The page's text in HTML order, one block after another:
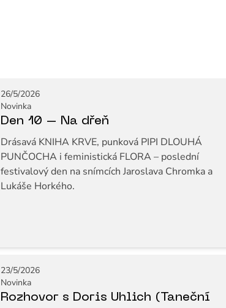
26/5/2026
Novinka
Den 10 – Na dřeň
Drásavá KNIHA KRVE, punková PIPI DLOUHÁ
PUNČOCHA i feministická FLORA – poslední
festivalový den na snímcích Jaroslava Chromka a
Lukáše Horkého.
23/5/2026
Novinka
Rozhovor s Doris Uhlich (Taneční